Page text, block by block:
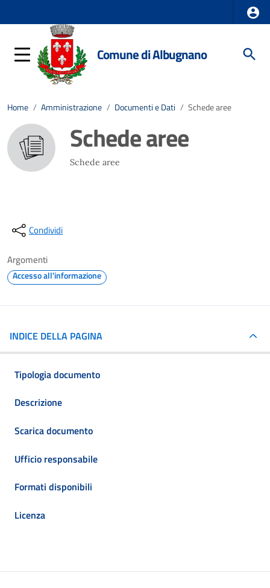
Comune di Albugnano
Home / Amministrazione / Documenti e Dati / Schede aree
Schede aree
Schede aree
Condividi
Argomenti
Accesso all'informazione
INDICE DELLA PAGINA
Tipologia documento
Descrizione
Scarica documento
Ufficio responsabile
Formati disponibili
Licenza